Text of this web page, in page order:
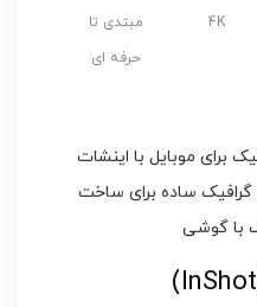
4K
مبتدی تا
حرفه ای